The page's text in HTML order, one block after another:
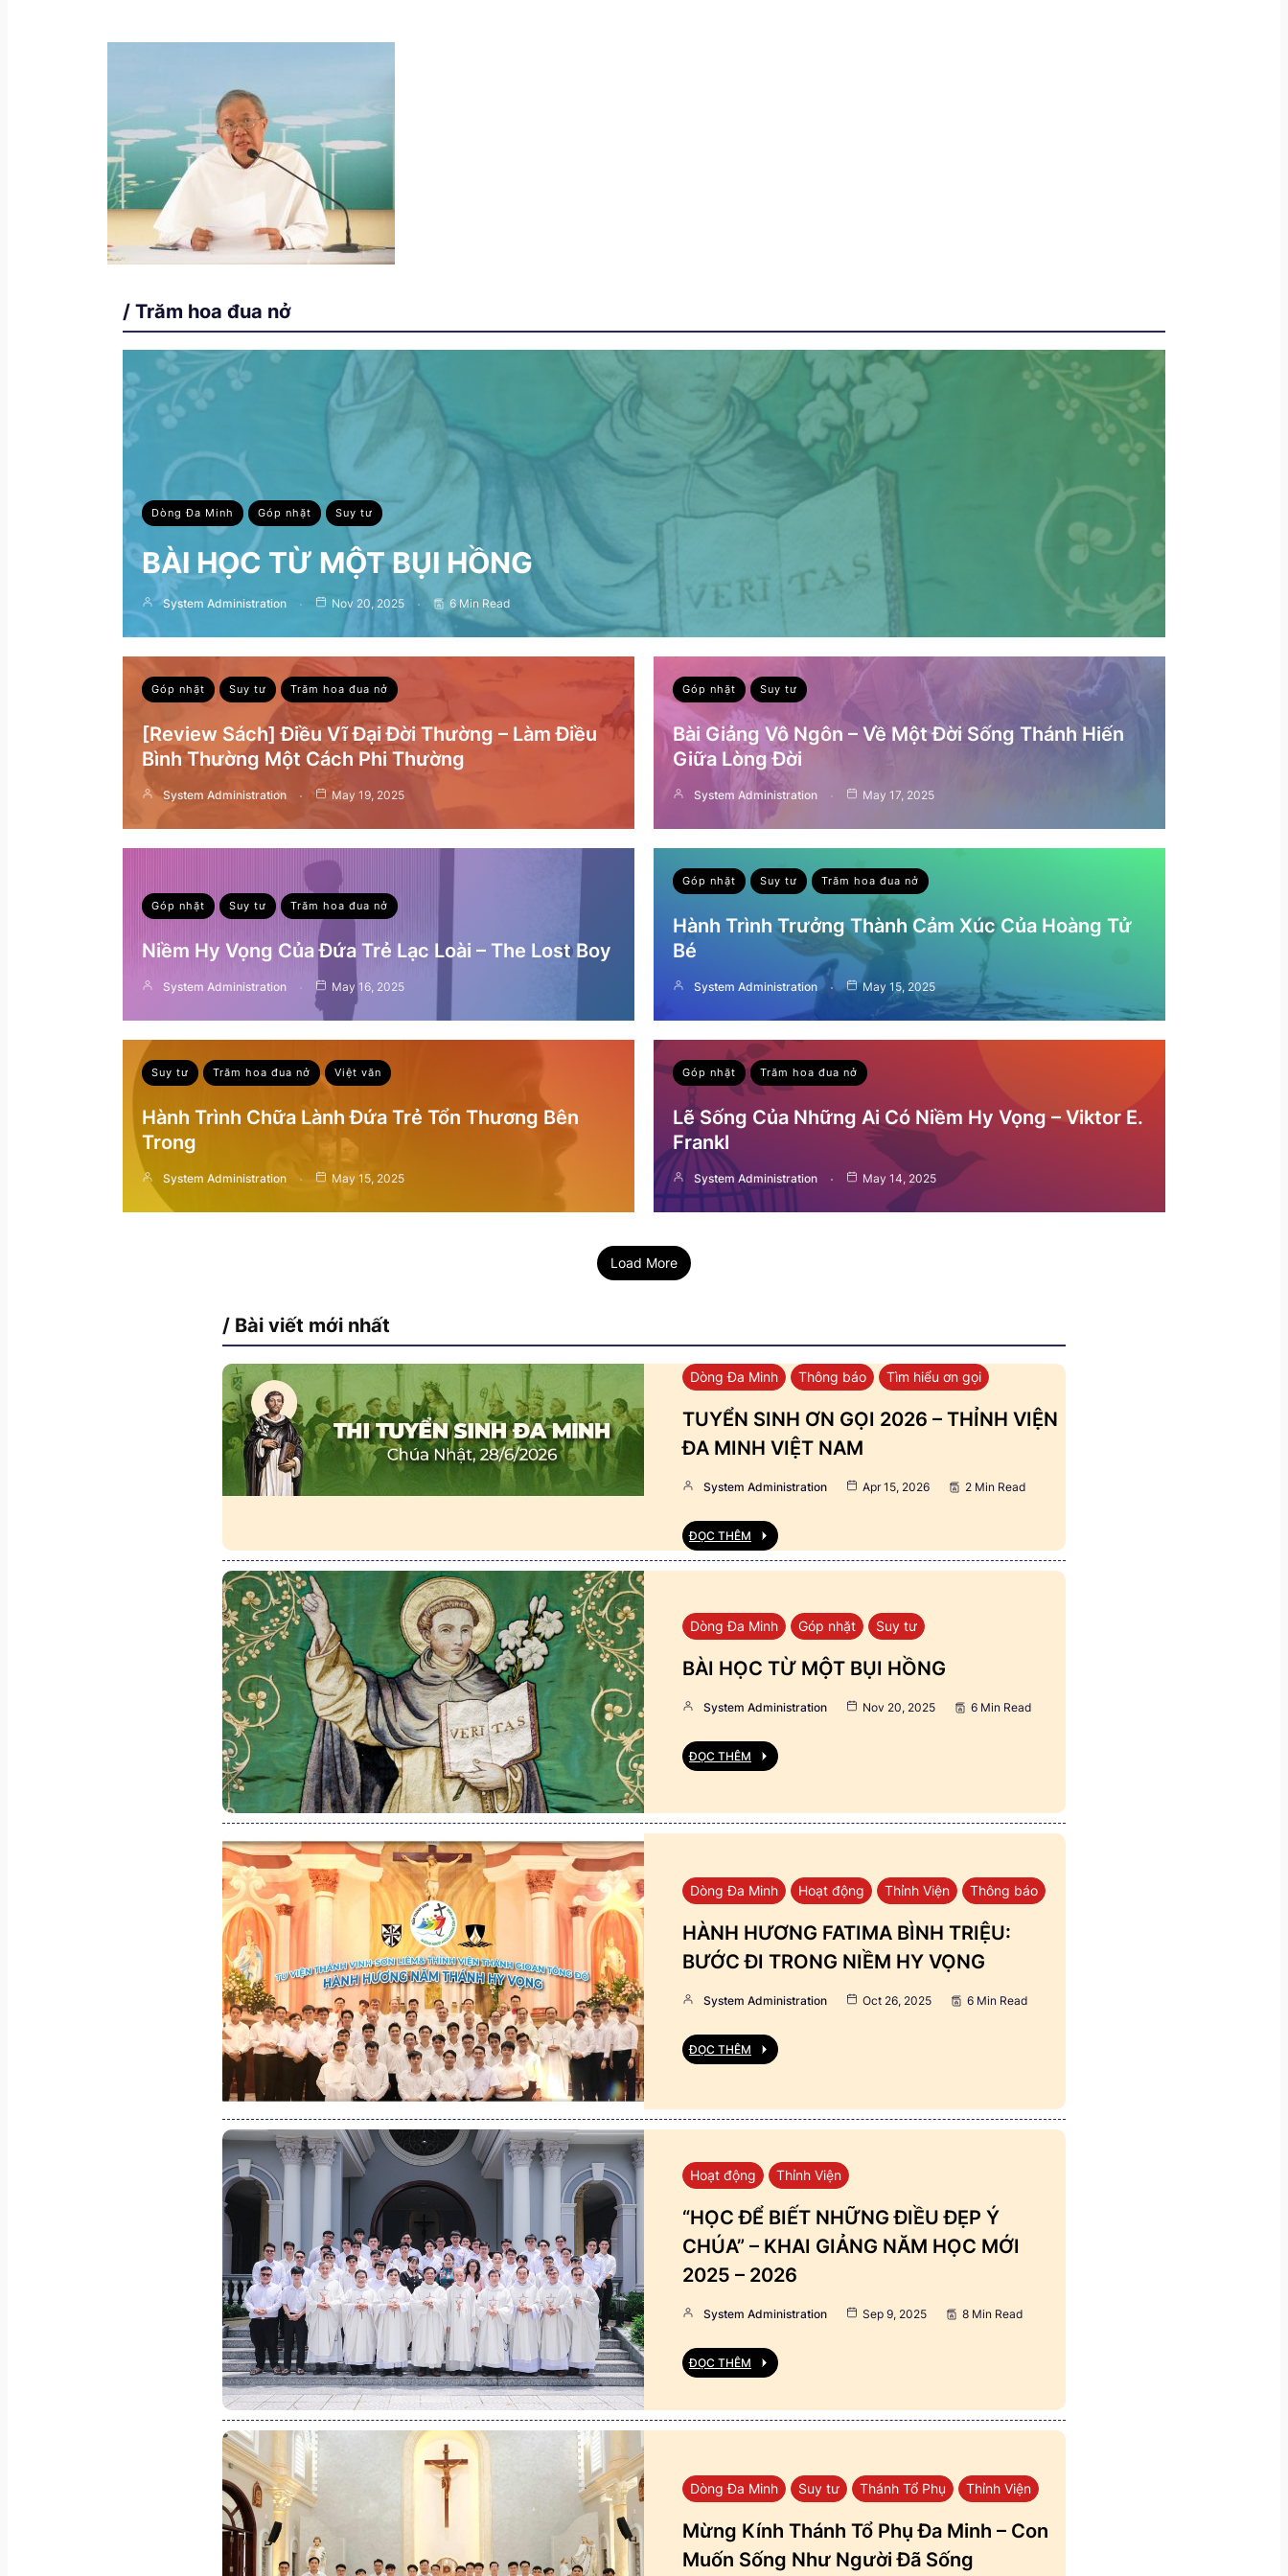
/ Trăm hoa đua nở
Dòng Đa Minh Góp nhặt Suy tư
BÀI HỌC TỪ MỘT BỤI HỒNG
System Administration Nov 20, 2025 6 Min Read
Góp nhặt Suy tư Trăm hoa đua nở
[Review Sách] Điều Vĩ Đại Đời Thường – Làm Điều
Bình Thường Một Cách Phi Thường
System Administration May 19, 2025
Góp nhặt Suy tư
Bài Giảng Vô Ngôn – Về Một Đời Sống Thánh Hiến
Giữa Lòng Đời
System Administration May 17, 2025
Góp nhặt Suy tư Trăm hoa đua nở
Niềm Hy Vọng Của Đứa Trẻ Lạc Loài – The Lost Boy
System Administration May 16, 2025
Góp nhặt Suy tư Trăm hoa đua nở
Hành Trình Trưởng Thành Cảm Xúc Của Hoàng Tử
Bé
System Administration May 15, 2025
Suy tư Trăm hoa đua nở Việt văn
Hành Trình Chữa Lành Đứa Trẻ Tổn Thương Bên
Trong
System Administration May 15, 2025
Góp nhặt Trăm hoa đua nở
Lẽ Sống Của Những Ai Có Niềm Hy Vọng – Viktor E.
Frankl
System Administration May 14, 2025
Load More
/ Bài viết mới nhất
Dòng Đa Minh Thông báo Tìm hiểu ơn gọi
TUYỂN SINH ƠN GỌI 2026 – THỈNH VIỆN
ĐA MINH VIỆT NAM
System Administration Apr 15, 2026 2 Min Read
ĐỌC THÊM
Dòng Đa Minh Góp nhặt Suy tư
BÀI HỌC TỪ MỘT BỤI HỒNG
System Administration Nov 20, 2025 6 Min Read
ĐỌC THÊM
Dòng Đa Minh Hoạt động Thỉnh Viện Thông báo
HÀNH HƯƠNG FATIMA BÌNH TRIỆU:
BƯỚC ĐI TRONG NIỀM HY VỌNG
System Administration Oct 26, 2025 6 Min Read
ĐỌC THÊM
Hoạt động Thỉnh Viện
“HỌC ĐỂ BIẾT NHỮNG ĐIỀU ĐẸP Ý
CHÚA” – KHAI GIẢNG NĂM HỌC MỚI
2025 – 2026
System Administration Sep 9, 2025 8 Min Read
ĐỌC THÊM
Dòng Đa Minh Suy tư Thánh Tổ Phụ Thỉnh Viện
Mừng Kính Thánh Tổ Phụ Đa Minh – Con
Muốn Sống Như Người Đã Sống